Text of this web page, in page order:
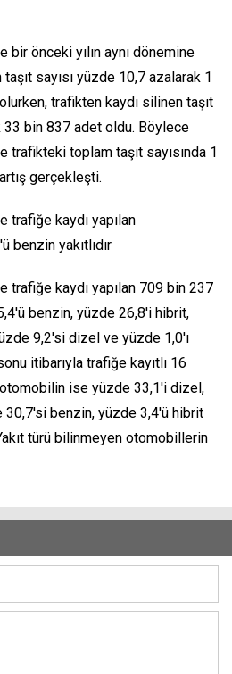
önceki yılın aynı dönemine
sayısı yüzde 10,7 azalarak 1
trafikten kaydı silinen taşıt
33 bin 837 adet oldu. Böylece
toplam taşıt sayısında 1
gerçekleşti.
trafiğe kaydı yapılan
benzin yakıtlıdır
trafiğe kaydı yapılan 709 bin 237
benzin, yüzde 26,8'i hibrit,
9,2'si dizel ve yüzde 1,0'ı
itibarıyla trafiğe kayıtlı 16
ise yüzde 33,1'i dizel,
30,7'si benzin, yüzde 3,4'ü hibrit
türü bilinmeyen otomobillerin